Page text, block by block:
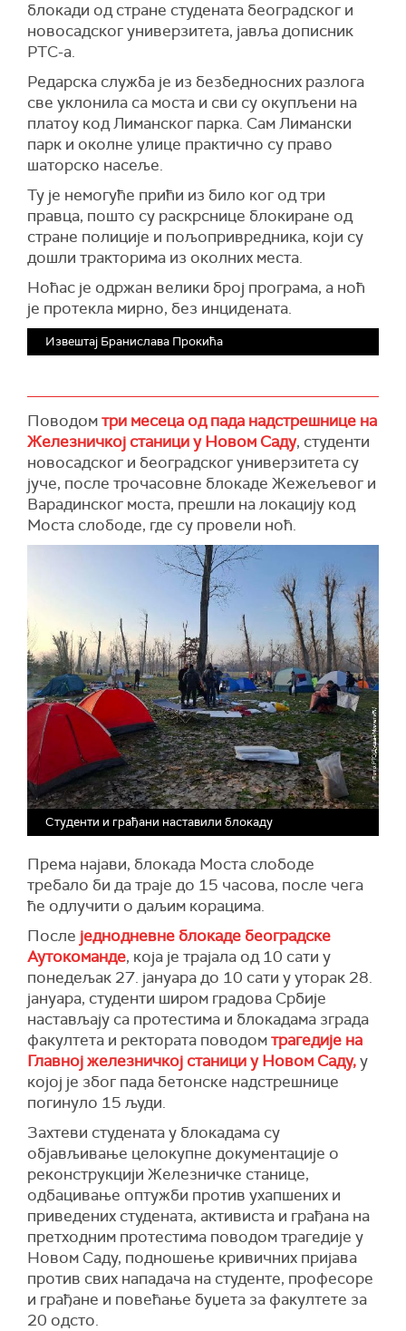
блокади од стране студената београдског и
новосадског универзитета, јавља дописник
РТС-а.
Редарска служба је из безбедносних разлога
све уклонила са моста и сви су окупљени на
платоу код Лиманског парка. Сам Лимански
парк и околне улице практично су право
шаторско насеље.
Ту је немогуће прићи из било ког од три
правца, пошто су раскрснице блокиране од
стране полиције и пољопривредника, који су
дошли тракторима из околних места.
Ноћас је одржан велики број програма, а ноћ
је протекла мирно, без инцидената.
Извештај Бранислава Прокића
Поводомтри месеца од пада надстрешнице на
Железничкој станици у Новом Саду, студенти
новосадског и београдског универзитета су
јуче, после трочасовне блокаде Жежељевог и
Варадинског моста, прешли на локацију код
Моста слободе, где су провели ноћ.
Студенти и грађани наставили блокаду
Према најави, блокада Моста слободе
требало би да траје до 15 часова, после чега
ће одлучити о даљим корацима.
После једнодневне блокаде београдске
Аутокоманде, која је трајала од 10 сати у
понедељак 27. јануара до 10 сати у уторак 28.
јануара, студенти широм градова Србије
настављају са протестима и блокадама зграда
факултета и ректората поводомтрагедије на
Главној железничкој станици у Новом Саду,у
којој је због пада бетонске надстрешнице
погинуло 15 људи.
Захтеви студената у блокадама су
објављивање целокупне документације о
реконструкцији Железничке станице,
одбацивање оптужби против ухапшених и
приведених студената, активиста и грађана на
претходним протестима поводом трагедије у
Новом Саду, подношење кривичних пријава
против свих нападача на студенте, професоре
и грађане и повећање буџета за факултете за
20 одсто.